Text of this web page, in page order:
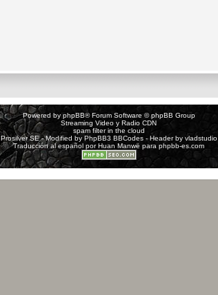
Powered by phpBB® Forum Software © phpBB Group
Streaming Video y Radio CDN
spam filter in the cloud
Prosilver SE - Modified by PhpBB3 BBCodes- Header by vladstudio
Traducción al español porHuan Manwë paraphpbb-es.com